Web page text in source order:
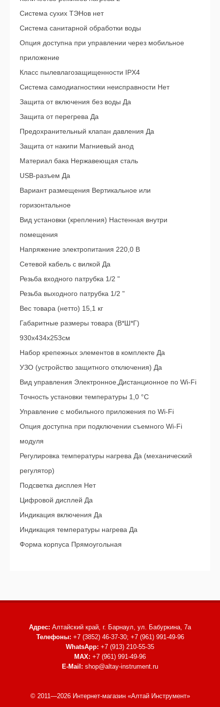
Система сухих ТЭНов нет
Система санитарной обработки воды
Опция доступна при управлении через мобильное
приложение
Класс пылевлагозащищенности IPX4
Система самодиагностики неисправности Нет
Защита от включения без воды Да
Защита от перегрева Да
Предохранительный клапан давления Да
Защита от накипи Магниевый анод
Материал бака Нержавеющая сталь
USB-разъем Да
Вариант размещения Вертикальное или
горизонтальное
Вид установки (крепления) Настенная внутри
помещения
Напряжение электропитания 220,0 В
Сетевой кабель с вилкой Да
Резьба входного патрубка 1/2 "
Резьба выходного патрубка 1/2 "
Вес товара (нетто) 15,1 кг
Габаритные размеры товара (В*Ш*Г)
930х434х253см
Набор крепежных элементов в комплекте Да
УЗО (устройство защитного отключения) Да
Вид управления Электронное,Дистанционное по Wi-Fi
Точность установки температуры 1,0 °С
Управление c мобильного приложения по Wi-Fi
Опция доступна при подключении съемного Wi-Fi
модуля
Регулировка температуры нагрева Да (механический
регулятор)
Подсветка дисплея Нет
Цифровой дисплей Да
Индикация включения Да
Индикация температуры нагрева Да
Форма корпуса Прямоугольная
Адрес: Алтайский край, г. Барнаул, ул. Бабуркина, 7а
Телефоны: +7 (3852) 46-37-30; +7 (961) 991-49-96
WhatsApp: +7 (913) 210-55-35
MAX: +7 (961) 991-49-96
E-Mail: shop@altay-instrument.ru
© 2011—2026 Интернет-магазин «Алтай Инструмент»